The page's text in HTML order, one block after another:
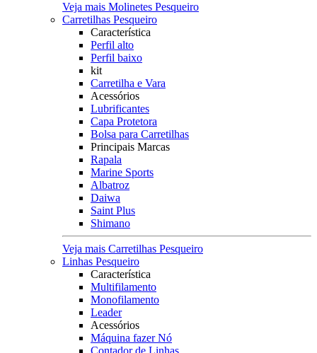
Veja mais Molinetes Pesqueiro
Carretilhas Pesqueiro
Característica
Perfil alto
Perfil baixo
kit
Carretilha e Vara
Acessórios
Lubrificantes
Capa Protetora
Bolsa para Carretilhas
Principais Marcas
Rapala
Marine Sports
Albatroz
Daiwa
Saint Plus
Shimano
Veja mais Carretilhas Pesqueiro
Linhas Pesqueiro
Característica
Multifilamento
Monofilamento
Leader
Acessórios
Máquina fazer Nó
Contador de Linhas